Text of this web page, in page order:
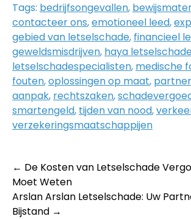
Tags: bedrijfsongevallen,
contacteer ons,emotioneel leed,
gebied van letselschade, financieel
geweldsmisdrijven, haya
letselschadespecialisten, medische
fouten,oplossingen op maat, partner
aanpak, rechtszaken,
smartengeld, tijden van nood,
verzekeringsmaatschappijen
Post
navigation
← De Kosten van Letselschade
Moet Weten
Arslan Arslan Letselschade: Uw
Bijstand →